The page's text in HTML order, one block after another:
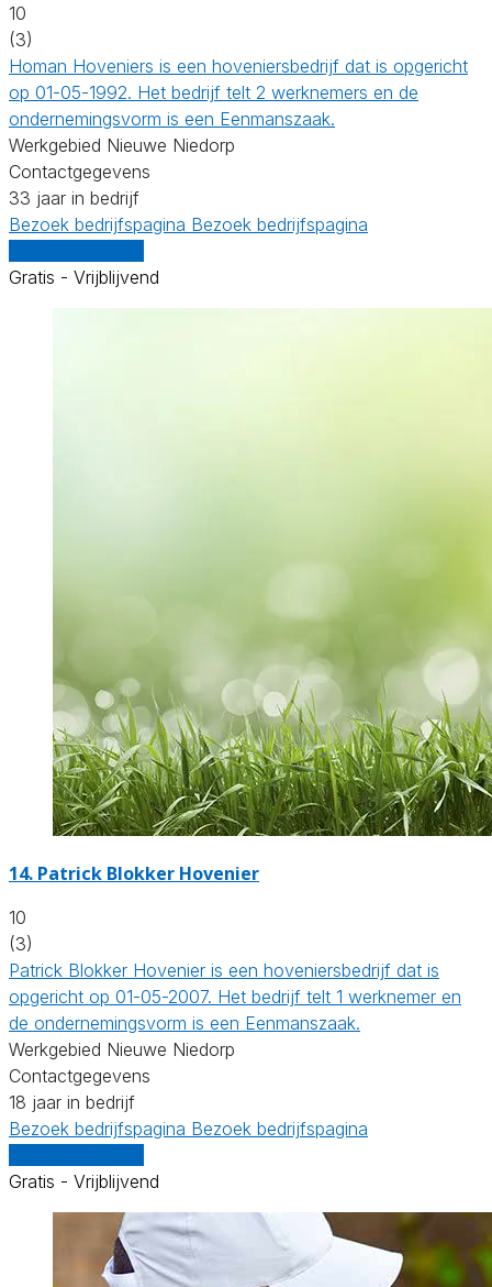
10
(3)
Homan Hoveniers is een hoveniersbedrijf dat is opgericht
op 01-05-1992. Het bedrijf telt 2 werknemers en de
ondernemingsvorm is een Eenmanszaak.
Werkgebied Nieuwe Niedorp
Contactgegevens
33 jaar in bedrijf
Bezoek bedrijfspagina Bezoek bedrijfspagina
Gratis - Vrijblijvend
14. Patrick Blokker Hovenier
10
(3)
Patrick Blokker Hovenier is een hoveniersbedrijf dat is
opgericht op 01-05-2007. Het bedrijf telt 1 werknemer en
de ondernemingsvorm is een Eenmanszaak.
Werkgebied Nieuwe Niedorp
Contactgegevens
18 jaar in bedrijf
Bezoek bedrijfspagina Bezoek bedrijfspagina
Gratis - Vrijblijvend